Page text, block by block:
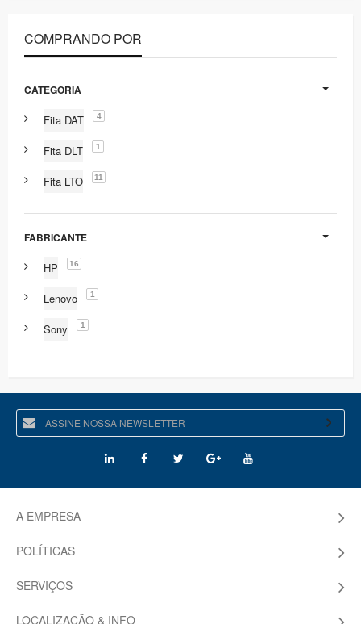
COMPRANDO POR
CATEGORIA
Fita DAT 4
Fita DLT 1
Fita LTO 11
FABRICANTE
HP 16
Lenovo 1
Sony 1
A EMPRESA
POLÍTICAS
SERVIÇOS
LOCALIZAÇÃO & INFO